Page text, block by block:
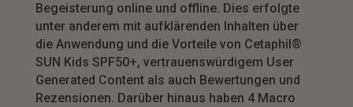
Begeisterung online und offline. Dies erfolgte
unter anderem mit aufklärenden Inhalten über
die Anwendung und die Vorteile von Cetaphil®
SUN Kids SPF50+, vertrauenswürdigem User
Generated Content als auch Bewertungen und
Rezensionen. Darüber hinaus haben 4 Macro